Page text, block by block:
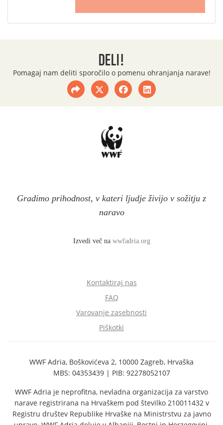
DELI!
Pomagaj nam deliti sporočilo o pomenu ohranjanja narave!
Gradimo prihodnost, v kateri ljudje živijo v sožitju z
naravo
Izvedi več na wwfadria.org
Kontaktiraj nas
FAQ
Varovanje zasebnosti
Piškotki
WWF Adria, Boškovićeva 2, 10000 Zagreb, Hrvaška
MBS: 04353439 | PIB: 92278052107
WWF Adria je neprofitna, nevladna organizacija za varstvo
narave registrirana na Hrvaškem pod številko 210011432 v
Registru društev Republike Hrvaške na Ministrstvu za javno